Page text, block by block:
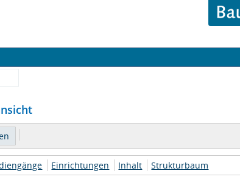
Einrichtungen Inhalt Strukturbaum